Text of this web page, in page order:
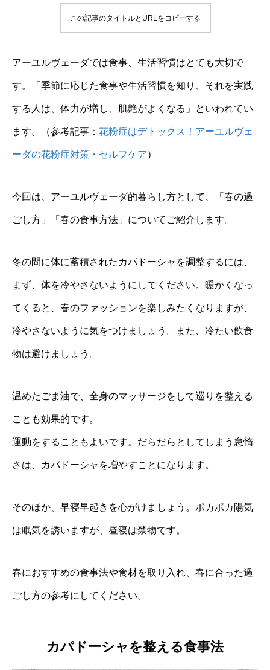
この記事のタイトルとURLをコピーする
アーユルヴェーダでは食事、生活習慣はとても大切で
す。「季節に応じた食事や生活習慣を知り、それを実践
する人は、体力が増し、肌艶がよくなる」といわれてい
ます。（参考記事： 花粉症はデトックス！アーユルヴェ
ーダの花粉症対策・セルフケア）
今回は、アーユルヴェーダ的暮らし方として、「春の過
ごし方」「春の食事方法」についてご紹介します。
冬の間に体に蓄積されたカパドーシャを調整するには、
まず、体を冷やさないようにしてください。暖かくなっ
てくると、春のファッションを楽しみたくなりますが、
冷やさないように気をつけましょう。また、冷たい飲食
物は避けましょう。
温めたごま油で、全身のマッサージをして巡りを整える
ことも効果的です。
運動をすることもよいです。だらだらとしてしまう怠惰
さは、カパドーシャを増やすことになります。
そのほか、早寝早起きを心がけましょう。ポカポカ陽気
は眠気を誘いますが、昼寝は禁物です。
春におすすめの食事法や食材を取り入れ、春に合った過
ごし方の参考にしてください。
カパドーシャを整える食事法